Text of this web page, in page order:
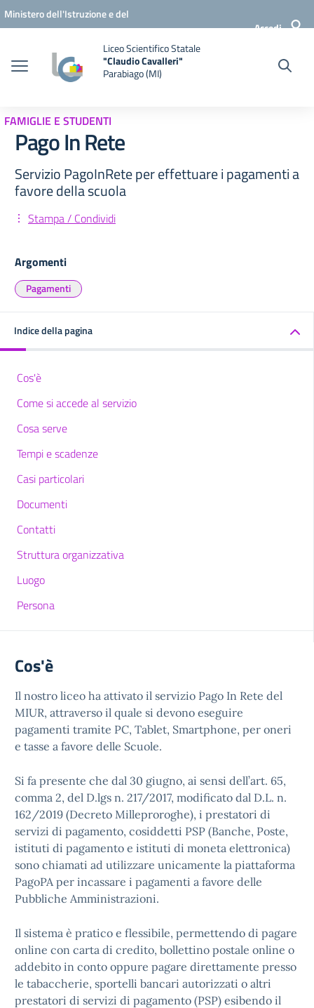
Vai ai contenuti
Vai al menu di navigazione
Vai al footer
Ministero dell'Istruzione e del
Accedi
Liceo Scientifico Statale
"Claudio Cavalleri"
Parabiago (MI)
FAMIGLIE E STUDENTI
Pago In Rete
Servizio PagoInRete per effettuare i pagamenti a
favore della scuola
Stampa / Condividi
Argomenti
Pagamenti
Indice della pagina
Cos'è
Come si accede al servizio
Cosa serve
Tempi e scadenze
Casi particolari
Documenti
Contatti
Struttura organizzativa
Luogo
Persona
Cos'è
Il nostro liceo ha attivato il servizio Pago In Rete del
MIUR, attraverso il quale si devono eseguire
pagamenti tramite PC, Tablet, Smartphone, per oneri
e tasse a favore delle Scuole.
Si fa presente che dal 30 giugno, ai sensi dell’art. 65,
comma 2, del D.lgs n. 217/2017, modificato dal D.L. n.
162/2019 (Decreto Milleproroghe), i prestatori di
servizi di pagamento, cosiddetti PSP (Banche, Poste,
istituti di pagamento e istituti di moneta elettronica)
sono chiamati ad utilizzare unicamente la piattaforma
PagoPA per incassare i pagamenti a favore delle
Pubbliche Amministrazioni.
Il sistema è pratico e flessibile, permettendo di pagare
online con carta di credito, bollettino postale online o
addebito in conto oppure pagare direttamente presso
le tabaccherie, sportelli bancari autorizzati o altri
prestatori di servizi di pagamento (PSP) esibendo il